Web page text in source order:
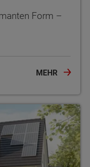
Form –
MEHR